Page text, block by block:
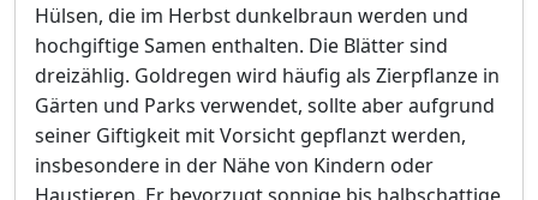
Hülsen, die im Herbst dunkelbraun werden und
hochgiftige Samen enthalten. Die Blätter sind
dreizählig. Goldregen wird häufig als Zierpflanze in
Gärten und Parks verwendet, sollte aber aufgrund
seiner Giftigkeit mit Vorsicht gepflanzt werden,
insbesondere in der Nähe von Kindern oder